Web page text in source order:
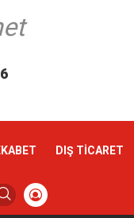
DIŞ TİCARET